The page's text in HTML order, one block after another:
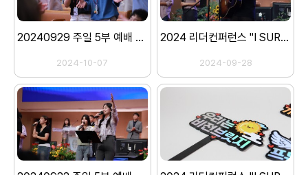
20240929 주일 5부 예배 스케치
2024-10-07
2024 리더컨퍼런스 "I SURRENDER" 3일차 (주일 5부 예배)
2024-09-28